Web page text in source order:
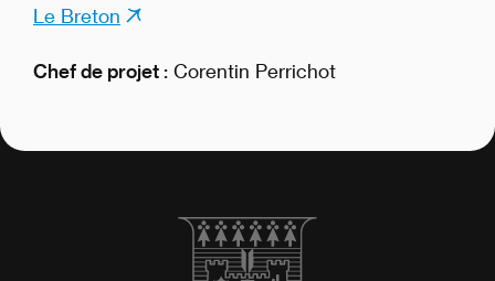
Le Breton
Chef de projet : Corentin Perrichot